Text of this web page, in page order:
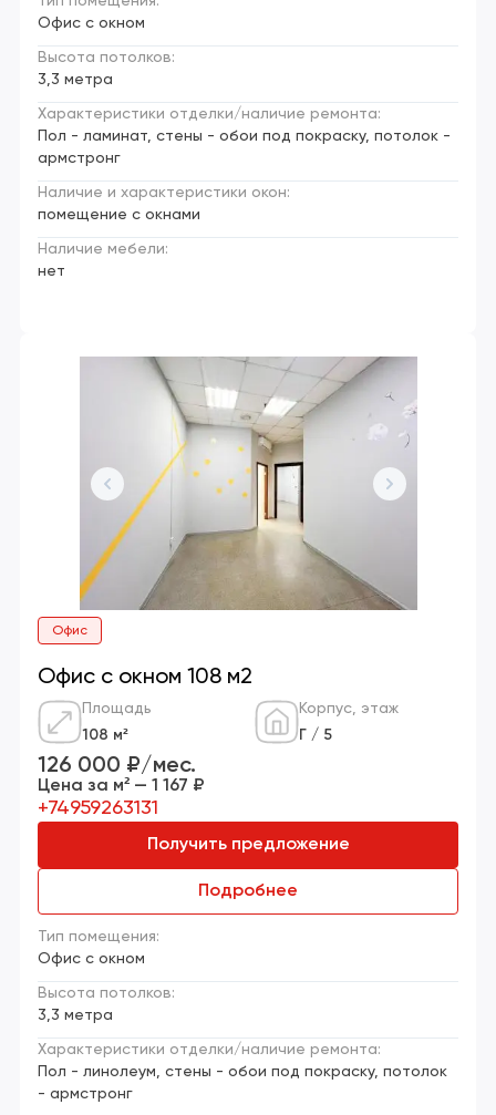
Офис с окном
Высота потолков:
3,3 метра
Характеристики отделки/наличие ремонта:
Пол - ламинат, стены - обои под покраску, потолок -
армстронг
Наличие и характеристики окон:
помещение с окнами
Наличие мебели:
нет
Офис
Офис с окном 108 м2
Площадь
108 м²
Корпус, этаж
Г / 5
Тип помещения:
Офис с окном
Высота потолков:
3,3 метра
Характеристики отделки/наличие ремонта:
Пол - линолеум, стены - обои под покраску, потолок
- армстронг
126 000 ₽/мес.
Цена за м² — 1 167 ₽
+74959263131
Получить предложение
Подробнее